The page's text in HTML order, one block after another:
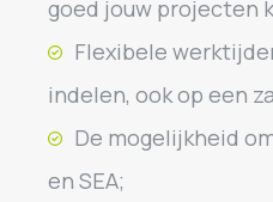
goed jouw projecten
Flexibele
indelen, ook op een
De mogelijkheid
en SEA;